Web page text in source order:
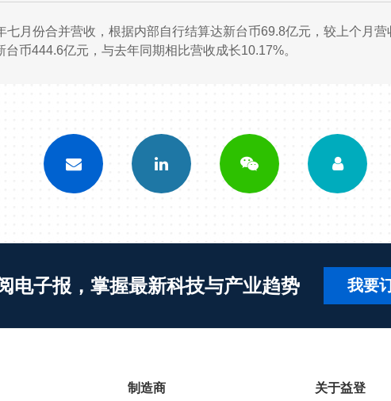
月份合并营收，根据内部自行结算达新台币69.8亿元，较上个月
币444.6亿元，与去年同期相比营收成长10.17%。
电子报，掌握最新科技与产业趋势 我要
制造商 关于益登